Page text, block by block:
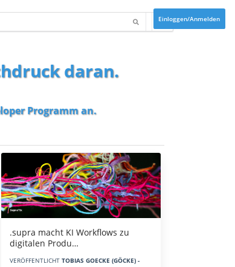
Einloggen/Anmelden
daran.
Programman.
.supra macht KI Workflows zu
digitalen Produ…
VERÖFFENTLICHT TOBIAS GOECKE (GÖCKE) -